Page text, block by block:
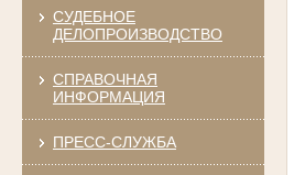
СУДЕБНОЕ
ДЕЛОПРОИЗВОДСТВО
СПРАВОЧНАЯ
ИНФОРМАЦИЯ
ПРЕСС-СЛУЖБА